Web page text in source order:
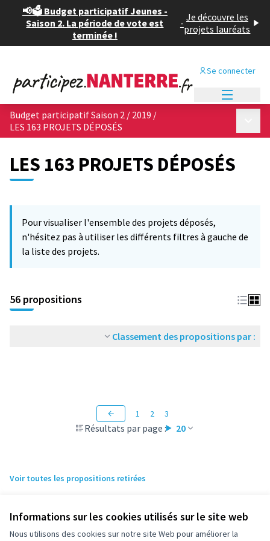
Informations sur les cookies utilisés sur le site web
Nous utilisons des cookies sur notre site Web pour améliorer la
📢🗳️ Budget participatif Jeunes -
Saison 2. La période de vote est
terminée !
- Je découvre les
projets lauréats
Se connecter
Budget participatif Saison 2 / 2019 /
LES 163 PROJETS DÉPOSÉS
LES 163 PROJETS DÉPOSÉS
Passer la carte
−
Pour visualiser l'ensemble des projets déposés,
n'hésitez pas à utiliser les différents filtres à gauche de
la liste des projets.
56 propositions
Classement des propositions par :
Résultats par page : 20
1 2 3
Voir toutes les propositions retirées